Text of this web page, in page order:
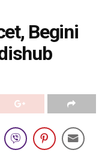
Begini